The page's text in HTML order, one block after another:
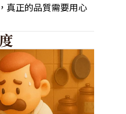
真正的品質需要用心